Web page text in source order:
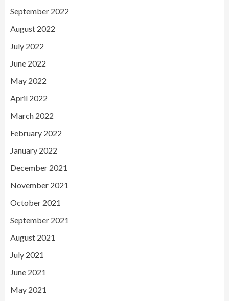
September 2022
August 2022
July 2022
June 2022
May 2022
April 2022
March 2022
February 2022
January 2022
December 2021
November 2021
October 2021
September 2021
August 2021
July 2021
June 2021
May 2021